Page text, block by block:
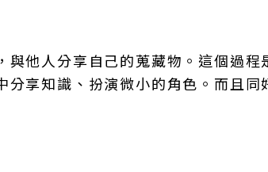
與他人分享自己的蒐藏物。這個過
分享知識、扮演微小的角色。而且